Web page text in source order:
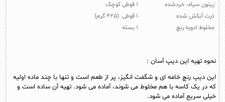
زیتون سیاه، خردشده
۱ قوطی کوچک
ذرت آبکش شده
۱ قوطی (۴۲۵ گرم)
مخلوط ادویه رنچ
۱ بسته
نحوه تهیه این دیپ آسان :
این دیپ رنچ خامه ای و شگفت انگیز، پر از طعم است و تنها با چند ماده اولیه
که در یک کاسه با هم مخلوط می شوند، آماده می شود. تهیه آن ساده است و
خیلی سریع آماده می شود.